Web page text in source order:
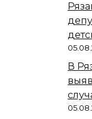
В